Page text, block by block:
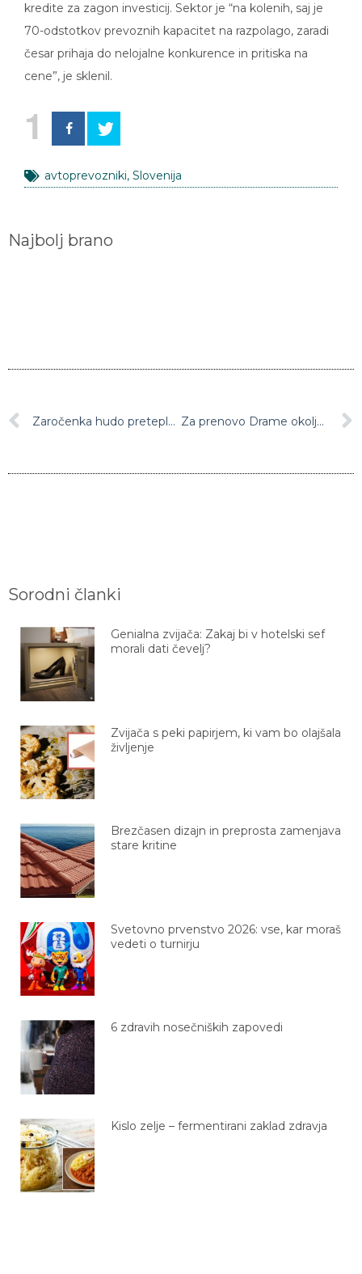
kredite za zagon investicij. Sektor je “na kolenih, saj je
70-odstotkov prevoznih kapacitet na razpolago, zaradi
česar prihaja do nelojalne konkurence in pritiska na
cene”, je sklenil.
1
avtoprevozniki, Slovenija
Najbolj brano
Zaročenka hudo pretepla 74-letnega nekdanjega republikanskega podguvernerja Teksasa, pretepala naj bi ga več dni Za prenovo Drame okoljevarstveno soglasje ni potrebno, treba je samo pridobiti sredstva
Sorodni članki
Genialna zvijača: Zakaj bi v hotelski sef
morali dati čevelj?
Zvijača s peki papirjem, ki vam bo olajšala
življenje
Brezčasen dizajn in preprosta zamenjava
stare kritine
Svetovno prvenstvo 2026: vse, kar moraš
vedeti o turnirju
6 zdravih nosečniških zapovedi
Kislo zelje – fermentirani zaklad zdravja